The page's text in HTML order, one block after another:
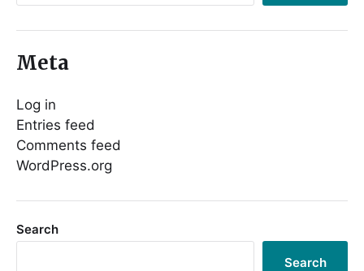
Meta
Log in
Entries feed
Comments feed
WordPress.org
Search
Search